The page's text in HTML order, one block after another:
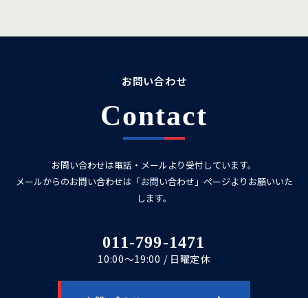
お問い合わせ
Contact
お問い合わせは電話・メールより受付しています。
メールからのお問い合わせは「お問い合わせ」ページよりお願いいた
します。
011-799-1471
10:00～19:00 / 日曜定休